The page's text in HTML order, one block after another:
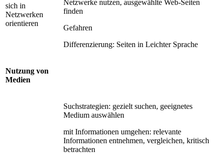
sich in
Netzwerken
orientieren
Netzwerke nutzen, ausgewählte Web-Seiten
finden
Gefahren
Differenzierung: Seiten in Leichter Sprache
Nutzung von
Medien
Suchstrategien: gezielt suchen, geeignetes
Medium auswählen
mit Informationen umgehen: relevante
Informationen entnehmen, vergleichen, kritisch
betrachten